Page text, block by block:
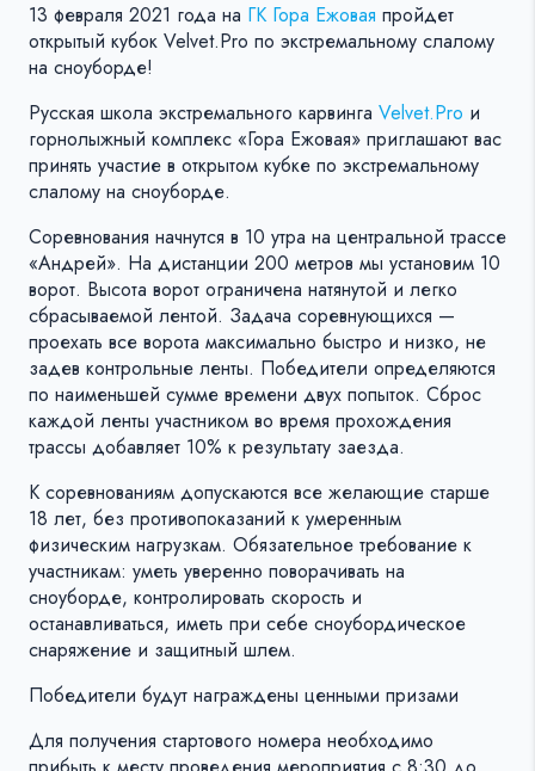
13 февраля 2021 года на ГК Гора Ежовая пройдет
открытый кубок Velvet.Pro по экстремальному слалому
на сноуборде!
Русская школа экстремального карвинга Velvet.Pro и
горнолыжный комплекс «Гора Ежовая» приглашают вас
принять участие в открытом кубке по экстремальному
слалому на сноуборде.
Соревнования начнутся в 10 утра на центральной трассе
«Андрей». На дистанции 200 метров мы установим 10
ворот. Высота ворот ограничена натянутой и легко
сбрасываемой лентой. Задача соревнующихся —
проехать все ворота максимально быстро и низко, не
задев контрольные ленты. Победители определяются
по наименьшей сумме времени двух попыток. Сброс
каждой ленты участником во время прохождения
трассы добавляет 10% к результату заезда.
К соревнованиям допускаются все желающие старше
18 лет, без противопоказаний к умеренным
физическим нагрузкам. Обязательное требование к
участникам: уметь уверенно поворачивать на
сноуборде, контролировать скорость и
останавливаться, иметь при себе сноубордическое
снаряжение и защитный шлем.
Победители будут награждены ценными призами
Для получения стартового номера необходимо